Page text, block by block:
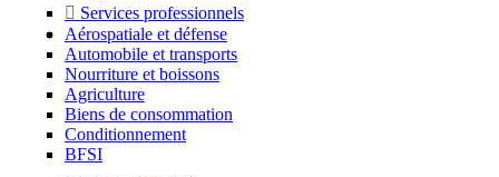
Services professionnels
Aérospatiale et défense
Automobile et transports
Nourriture et boissons
Agriculture
Biens de consommation
Conditionnement
BFSI